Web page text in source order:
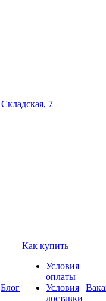
Складская, 7
Блог
Как купить
Условия
оплаты
Условия
доставки